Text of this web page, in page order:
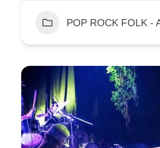
POP ROCK FOLK -